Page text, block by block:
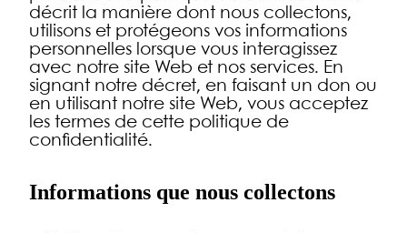
décrit la manière dont nous collectons,
utilisons et protégeons vos informations
personnelles lorsque vous interagissez
avec notre site Web et nos services. En
signant notre décret, en faisant un don ou
en utilisant notre site Web, vous acceptez
les termes de cette politique de
confidentialité.
Informations que nous collectons